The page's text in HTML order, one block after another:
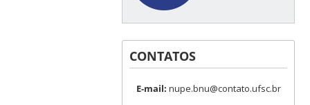
CONTATOS
E-mail: nupe.bnu@contato.ufsc.br